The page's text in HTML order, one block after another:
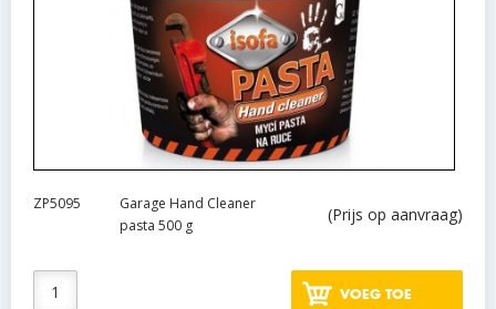
ZP5095
Garage Hand Cleaner
pasta 500 g
(Prijs op aanvraag)
VOEG TOE